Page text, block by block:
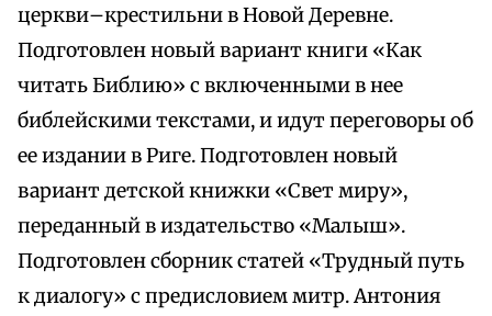
церкви–крестильни в Новой Деревне.
Подготовлен новый вариант книги «Как
читать Библию» с включенными в нее
библейскими текстами, и идут переговоры об
ее издании в Риге. Подготовлен новый
вариант детской книжки «Свет миру»,
переданный в издательство «Малыш».
Подготовлен сборник статей «Трудный путь
к диалогу» с предисловием митр. Антония